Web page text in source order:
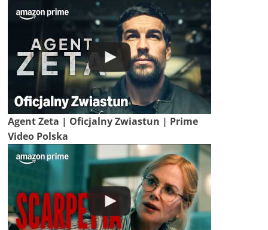
Agent Zeta | Oficjalny Zwiastun | Prime
Video Polska